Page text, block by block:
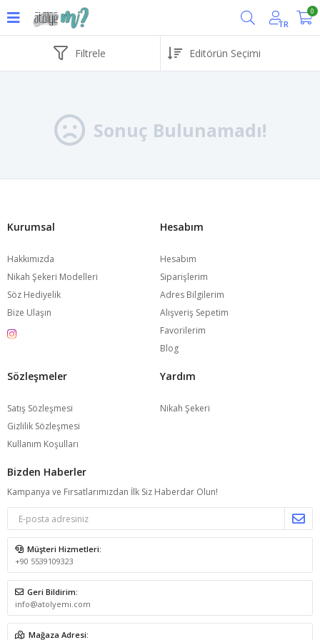
TR
0
Filtrele
Sonuç Bulunamadı!
Kurumsal
Hakkımızda
Nikah Şekeri Modelleri
Söz Hediyelik
Bize Ulaşın
Hesabım
Hesabım
Siparişlerim
Adres Bilgilerim
Alışveriş Sepetim
Favorilerim
Blog
Sözleşmeler
Satış Sözleşmesi
Gizlilik Sözleşmesi
Kullanım Koşulları
Yardım
Nikah Şekeri
Bizden Haberler
Kampanya ve Fırsatlarımızdan İlk Siz Haberdar Olun!
Müşteri Hizmetleri:
+90 5539109323
Geri Bildirim:
info@atolyemi.com
Mağaza Adresi: